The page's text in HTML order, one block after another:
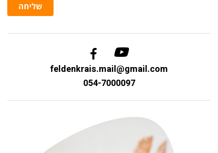
שליחה
feldenkrais.mail@gmail.com
054-7000097